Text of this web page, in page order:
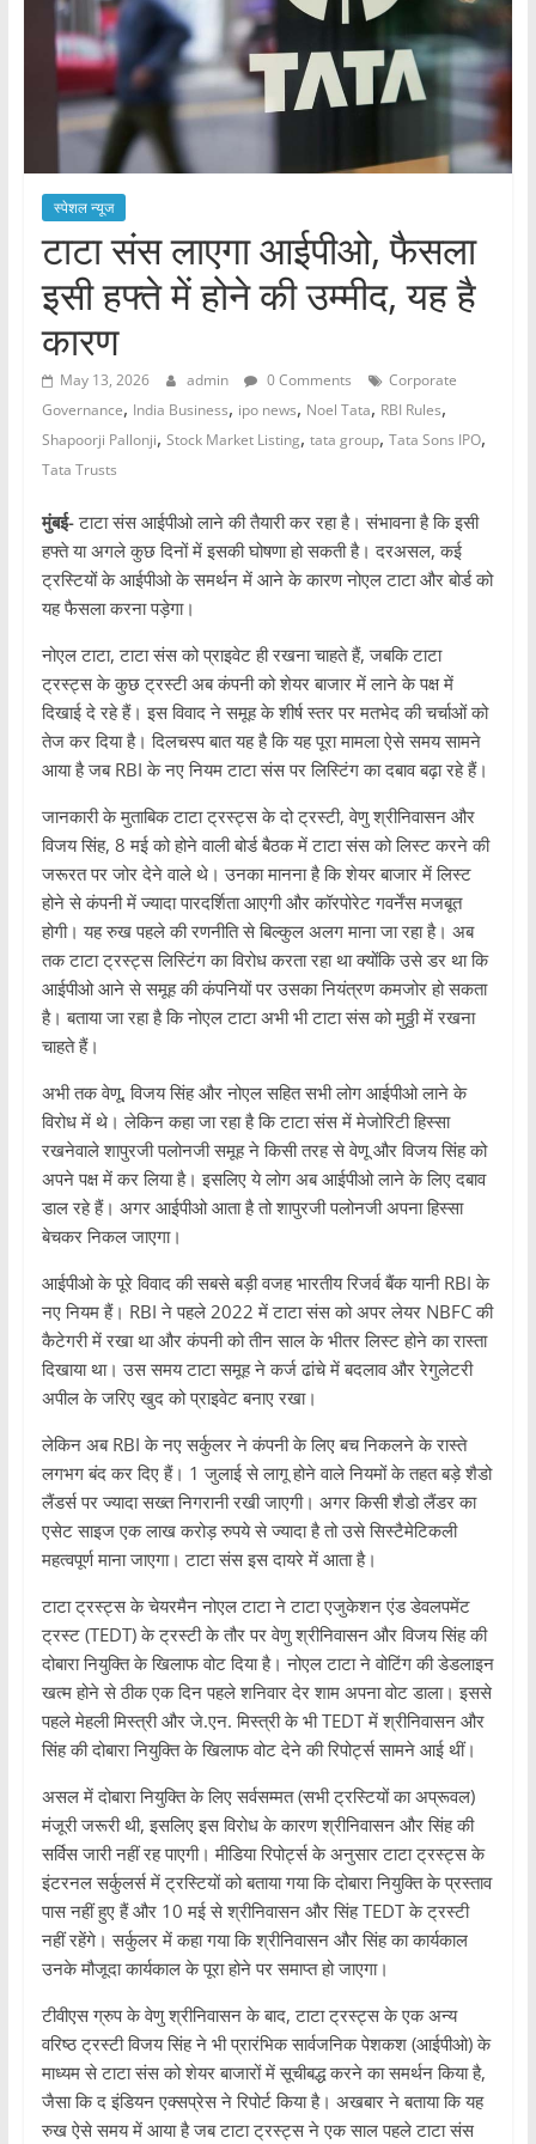
स्पेशल न्यूज
टाटा संस लाएगा आईपीओ, फैसला
इसी हफ्ते में होने की उम्मीद, यह है
कारण
May 13, 2026 admin 0 Comments
Corporate
Governance, India Business, ipo news, Noel Tata, RBI Rules,
Shapoorji Pallonji, Stock Market Listing, tata group, Tata Sons IPO,
Tata Trusts
मुंबई-टाटा संस आईपीओ लाने की तैयारी कर रहा है। संभावना है कि इसी
हफ्ते या अगले कुछ दिनों में इसकी घोषणा हो सकती है। दरअसल, कई
ट्रस्टियों के आईपीओ के समर्थन में आने के कारण नोएल टाटा और बोर्ड को
यह फैसला करना पड़ेगा।
नोएल टाटा, टाटा संस को प्राइवेट ही रखना चाहते हैं, जबकि टाटा
ट्रस्ट्स के कुछ ट्रस्टी अब कंपनी को शेयर बाजार में लाने के पक्ष में
दिखाई दे रहे हैं। इस विवाद ने समूह के शीर्ष स्तर पर मतभेद की चर्चाओं को
तेज कर दिया है। दिलचस्प बात यह है कि यह पूरा मामला ऐसे समय सामने
आया है जब RBI के नए नियम टाटा संस पर लिस्टिंग का दबाव बढ़ा रहे हैं।
जानकारी के मुताबिक टाटा ट्रस्ट्स के दो ट्रस्टी, वेणु श्रीनिवासन और
विजय सिंह, 8 मई को होने वाली बोर्ड बैठक में टाटा संस को लिस्ट करने की
जरूरत पर जोर देने वाले थे। उनका मानना है कि शेयर बाजार में लिस्ट
होने से कंपनी में ज्यादा पारदर्शिता आएगी और कॉरपोरेट गवर्नेंस मजबूत
होगी। यह रुख पहले की रणनीति से बिल्कुल अलग माना जा रहा है। अब
तक टाटा ट्रस्ट्स लिस्टिंग का विरोध करता रहा था क्योंकि उसे डर था कि
आईपीओ आने से समूह की कंपनियों पर उसका नियंत्रण कमजोर हो सकता
है। बताया जा रहा है कि नोएल टाटा अभी भी टाटा संस को मुठ्ठी में रखना
चाहते हैं।
अभी तक वेणू, विजय सिंह और नोएल सहित सभी लोग आईपीओ लाने के
विरोध में थे। लेकिन कहा जा रहा है कि टाटा संस में मेजोरिटी हिस्सा
रखनेवाले शापुरजी पलोनजी समूह ने किसी तरह से वेणू और विजय सिंह को
अपने पक्ष में कर लिया है। इसलिए ये लोग अब आईपीओ लाने के लिए दबाव
डाल रहे हैं। अगर आईपीओ आता है तो शापुरजी पलोनजी अपना हिस्सा
बेचकर निकल जाएगा।
आईपीओ के पूरे विवाद की सबसे बड़ी वजह भारतीय रिजर्व बैंक यानी RBI के
नए नियम हैं। RBI ने पहले 2022 में टाटा संस को अपर लेयर NBFC की
कैटेगरी में रखा था और कंपनी को तीन साल के भीतर लिस्ट होने का रास्ता
दिखाया था। उस समय टाटा समूह ने कर्ज ढांचे में बदलाव और रेगुलेटरी
अपील के जरिए खुद को प्राइवेट बनाए रखा।
लेकिन अब RBI के नए सर्कुलर ने कंपनी के लिए बच निकलने के रास्ते
लगभग बंद कर दिए हैं। 1 जुलाई से लागू होने वाले नियमों के तहत बड़े शैडो
लैंडर्स पर ज्यादा सख्त निगरानी रखी जाएगी। अगर किसी शैडो लैंडर का
एसेट साइज एक लाख करोड़ रुपये से ज्यादा है तो उसे सिस्टैमेटिकली
महत्वपूर्ण माना जाएगा। टाटा संस इस दायरे में आता है।
टाटा ट्रस्ट्स के चेयरमैन नोएल टाटा ने टाटा एजुकेशन एंड डेवलपमेंट
ट्रस्ट (TEDT) के ट्रस्टी के तौर पर वेणु श्रीनिवासन और विजय सिंह की
दोबारा नियुक्ति के खिलाफ वोट दिया है। नोएल टाटा ने वोटिंग की डेडलाइन
खत्म होने से ठीक एक दिन पहले शनिवार देर शाम अपना वोट डाला। इससे
पहले मेहली मिस्त्री और जे.एन. मिस्त्री के भी TEDT में श्रीनिवासन और
सिंह की दोबारा नियुक्ति के खिलाफ वोट देने की रिपोर्ट्स सामने आई थीं।
असल में दोबारा नियुक्ति के लिए सर्वसम्मत (सभी ट्रस्टियों का अप्रूवल)
मंजूरी जरूरी थी, इसलिए इस विरोध के कारण श्रीनिवासन और सिंह की
सर्विस जारी नहीं रह पाएगी। मीडिया रिपोर्ट्स के अनुसार टाटा ट्रस्ट्स के
इंटरनल सर्कुलर्स में ट्रस्टियों को बताया गया कि दोबारा नियुक्ति के प्रस्ताव
पास नहीं हुए हैं और 10 मई से श्रीनिवासन और सिंह TEDT के ट्रस्टी
नहीं रहेंगे। सर्कुलर में कहा गया कि श्रीनिवासन और सिंह का कार्यकाल
उनके मौजूदा कार्यकाल के पूरा होने पर समाप्त हो जाएगा।
टीवीएस ग्रुप के वेणु श्रीनिवासन के बाद, टाटा ट्रस्ट्स के एक अन्य
वरिष्ठ ट्रस्टी विजय सिंह ने भी प्रारंभिक सार्वजनिक पेशकश (आईपीओ) के
माध्यम से टाटा संस को शेयर बाजारों में सूचीबद्ध करने का समर्थन किया है,
जैसा कि द इंडियन एक्सप्रेस ने रिपोर्ट किया है। अखबार ने बताया कि यह
रुख ऐसे समय में आया है जब टाटा ट्रस्ट्स ने एक साल पहले टाटा संस